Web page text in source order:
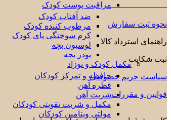
مراقبت پوست کودک
ضد آفتاب کودک
مرطوب کننده کودک
کرم سوختگی پای کودک
لوسیون بچه
پودر بچه
مکمل کودک و نوزاد
حافظه و تمرکز کودکان
قطره آهن
شربت آهن
مکمل و شربت تقویتی کودکان
مولتی ویتامین کودکان
———————
نحوه ثبت سفارش
راهنمای استرداد کالا
ثبت شکایت
سیاست حریم خصوصی
قوانین و مقررات